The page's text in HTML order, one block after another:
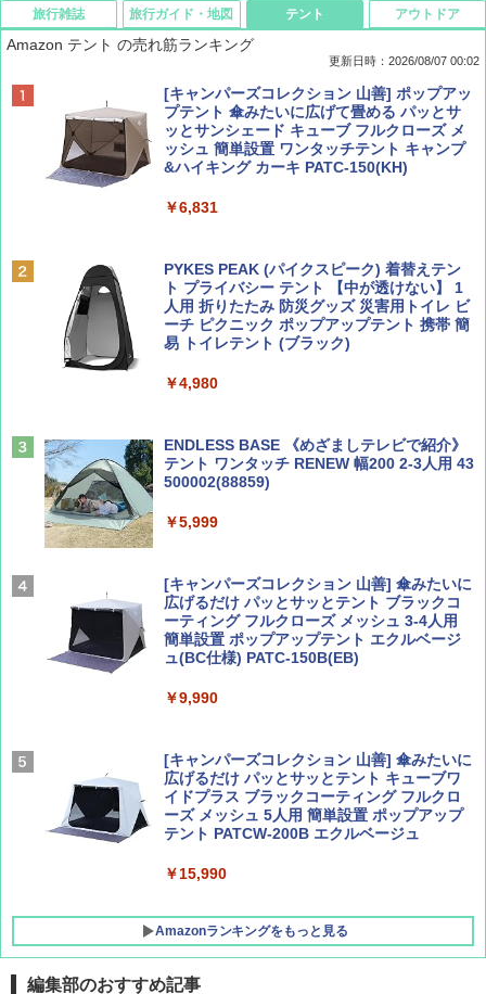
旅行雑誌
ディズニーファン ２０２６年 ９月号 [雑
誌] (ＤＩＳＮＥＹ ＦＡＮ)
￥713
￥1,500
AIRLINE（エアライン）2026年9月号【特
集】ボーイング110周年を祝して！
￥1,760
旅行ガイド・地図
D40 地球の歩き方 チェンマイ タイ北部の魅
力的な町 2026～2027 地球の歩き方D アジア
￥2,079
￥2,479
ァキア 2026～2027 地球の歩き方A ヨーロッ
￥2,277
新しい日本地理 地図・統計・移動から読み
解く (講談社現代新書)
￥1,540
テント
Amazon テント の売れ筋ランキング
更新日時：2026/08/07 00:02
[キャンパーズコレクション 山善] ポップアッ
プテント 傘みたいに広げて畳める パッとサ
ッとサンシェード キューブ フルクローズ メ
ッシュ 簡単設置 ワンタッチテント キャンプ
&ハイキング カーキ PATC-150(KH)
￥6,831
PYKES PEAK (パイクスピーク) 着替えテン
ト プライバシー テント 【中が透けない】 1
人用 折りたたみ 防災グッズ 災害用トイレ ビ
ーチ ピクニック ポップアップテント 携帯 簡
易 トイレテント (ブラック)
￥4,980
ENDLESS BASE 《めざましテレビで紹介》
テント ワンタッチ RENEW 幅200 2-3人用 43
500002(88859)
￥5,999
[キャンパーズコレクション 山善] 傘みたいに
広げるだけ パッとサッとテント ブラックコ
ーティング フルクローズ メッシュ 3-4人用
簡単設置 ポップアップテント エクルベージ
ュ(BC仕様) PATC-150B(EB)
￥9,990
[キャンパーズコレクション 山善] 傘みたいに
広げるだけ パッとサッとテント キューブワ
イドプラス ブラックコーティング フルクロ
ーズ メッシュ 5人用 簡単設置 ポップアップ
テント PATCW-200B エクルベージュ
￥15,990
Amazonランキングをもっと見る
アウトドア
編集部のおすすめ記事